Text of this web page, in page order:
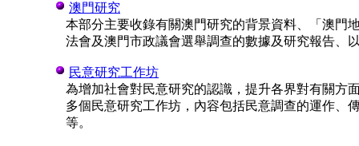
澳門研究
本部分主要收錄有關澳門研究的背景資料、「澳門
法會及澳門市政議會選舉調查的數據及研究報告、
民意研究工作坊
為增加社會對民意研究的認識，提升各界對有關方
多個民意研究工作坊，內容包括民意調查的運作、
等。